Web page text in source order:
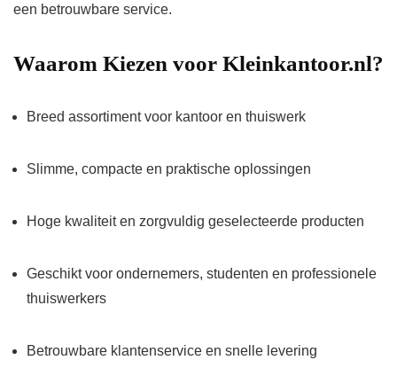
een betrouwbare service.
Waarom Kiezen voor Kleinkantoor.nl?
Breed assortiment voor kantoor en thuiswerk
Slimme, compacte en praktische oplossingen
Hoge kwaliteit en zorgvuldig geselecteerde producten
Geschikt voor ondernemers, studenten en professionele
thuiswerkers
Betrouwbare klantenservice en snelle levering